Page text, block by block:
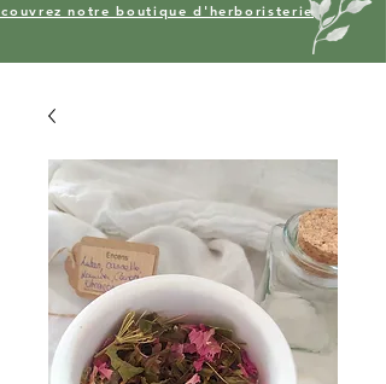
notre boutique d'herboristerie